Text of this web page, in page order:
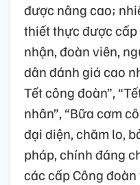
được nâng cao;
thiết thực được
nhận, đoàn viên,
dân đánh giá cao
Tết công đoàn”,
nhân”, “Bữa cơm
đại diện, chăm lo,
pháp, chính đáng
các cấp Công